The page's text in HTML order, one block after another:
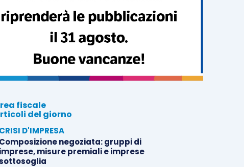
fiscale
del giorno
CRISI D'IMPRESA
Composizione negoziata: gruppi di
imprese, misure premiali e imprese